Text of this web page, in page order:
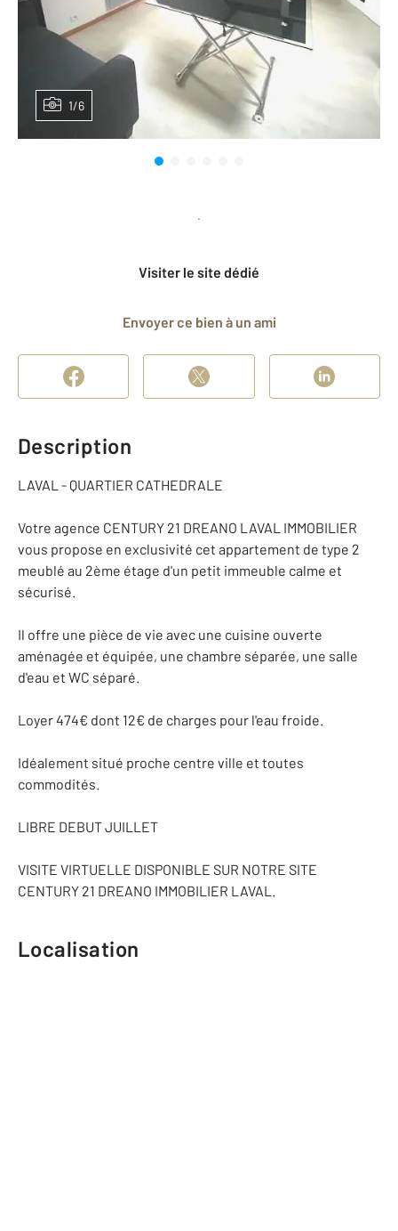
1/6
Visiter le site dédié
Envoyer ce bien à un ami
Description
LAVAL - QUARTIER CATHEDRALE
Votre agence CENTURY 21 DREANO LAVAL IMMOBILIER
vous propose en exclusivité cet appartement de type 2
meublé au 2ème étage d'un petit immeuble calme et
sécurisé.
Il offre une pièce de vie avec une cuisine ouverte
aménagée et équipée, une chambre séparée, une salle
d'eau et WC séparé.
Loyer 474€ dont 12€ de charges pour l'eau froide.
Idéalement situé proche centre ville et toutes
commodités.
LIBRE DEBUT JUILLET
VISITE VIRTUELLE DISPONIBLE SUR NOTRE SITE
CENTURY 21 DREANO IMMOBILIER LAVAL.
Localisation